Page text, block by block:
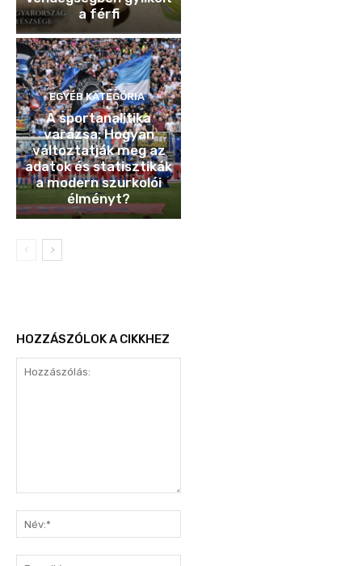
a férfi
EGYÉB KATEGÓRIA
A sportanalitika
varázsa: Hogyan
változtatják meg az
adatok és statisztikák
a modern szurkolói
élményt?
HOZZÁSZÓLOK A CIKKHEZ